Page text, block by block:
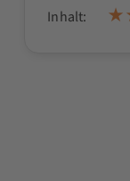
Inhalt: